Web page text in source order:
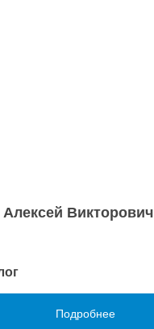
Викторович
Подробнее